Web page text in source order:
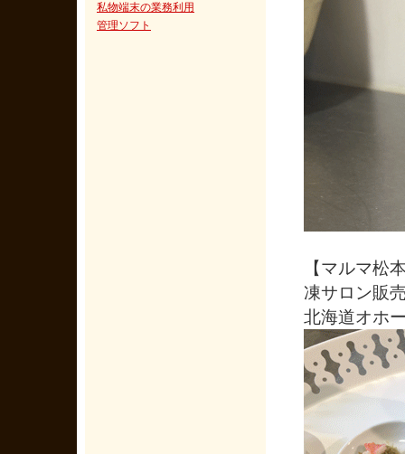
私物端末の業務利用
管理ソフト
【マルマ松
凍サロン販
北海道オホ